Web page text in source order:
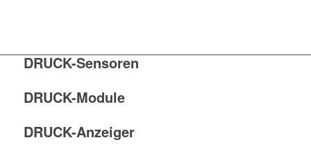
DRUCK-Sensoren
DRUCK-Module
DRUCK-Anzeiger